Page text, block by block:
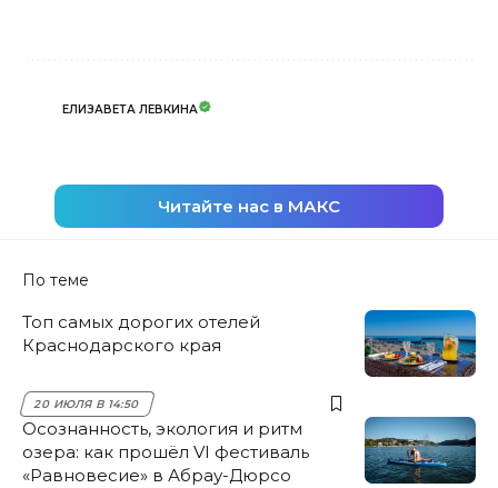
ЕЛИЗАВЕТА ЛЕВКИНА
Читайте нас в МАКС
По теме
Топ самых дорогих отелей
Краснодарского края
20 ИЮЛЯ В 14:50
Осознанность, экология и ритм
озера: как прошёл VI фестиваль
«Равновесие» в Абрау-Дюрсо